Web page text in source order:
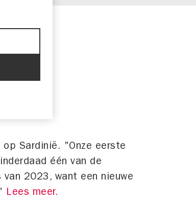
Sardinië. "Onze eerste
één van de
2023, want een nieuwe
Lees meer.